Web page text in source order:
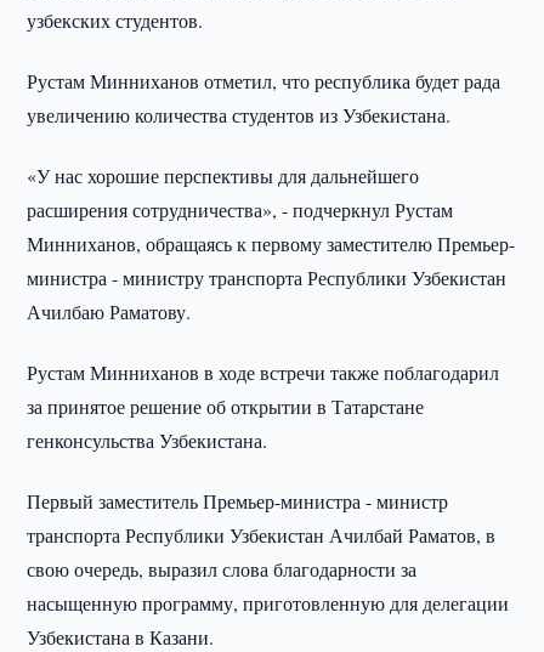
узбекских студентов.
Рустам Минниханов отметил, что республика будет рада
увеличению количества студентов из Узбекистана.
«У нас хорошие перспективы для дальнейшего
расширения сотрудничества», - подчеркнул Рустам
Минниханов, обращаясь к первому заместителю Премьер-
министра - министру транспорта Республики Узбекистан
Ачилбаю Раматову.
Рустам Минниханов в ходе встречи также поблагодарил
за принятое решение об открытии в Татарстане
генконсульства Узбекистана.
Первый заместитель Премьер-министра - министр
транспорта Республики Узбекистан Ачилбай Раматов, в
свою очередь, выразил слова благодарности за
насыщенную программу, приготовленную для делегации
Узбекистана в Казани.